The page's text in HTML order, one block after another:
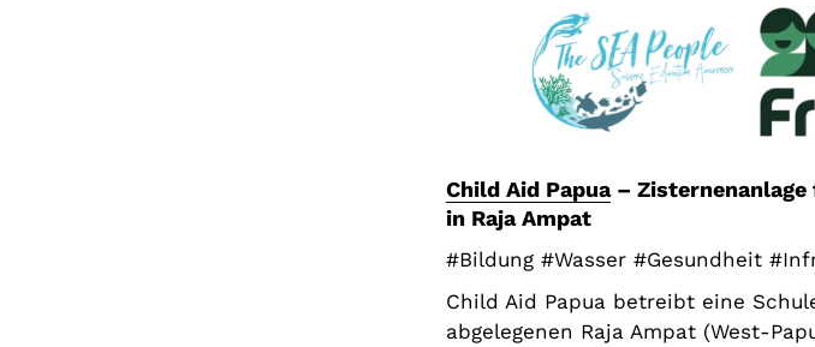
Child Aid Papua– Zisternenanlage
in Raja Ampat
#Bildung #Wasser #Gesundheit
Child Aid Papua betreibt eine
abgelegenen Raja Ampat (West-